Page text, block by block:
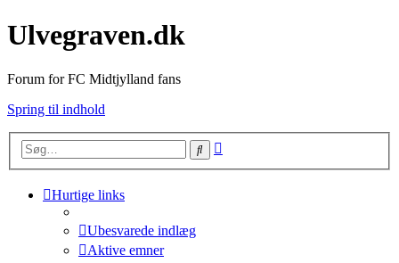
Ulvegraven.dk
Forum for FC Midtjylland fans
Spring til indhold
Søg
Hurtige links
Ubesvarede indlæg
Aktive emner